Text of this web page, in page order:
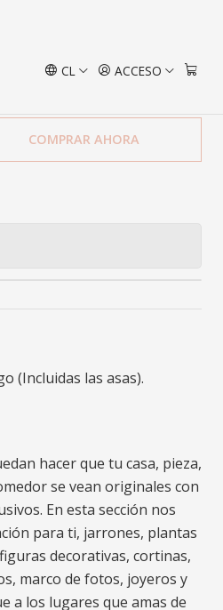
CL ACCESO
Gold
COMPRAR AHORA
(Incluidas las asas).
hacer que tu casa, pieza,
se vean originales con
En esta sección nos
para ti, jarrones, plantas
decorativas, cortinas,
marco de fotos, joyeros y
a los lugares que amas de